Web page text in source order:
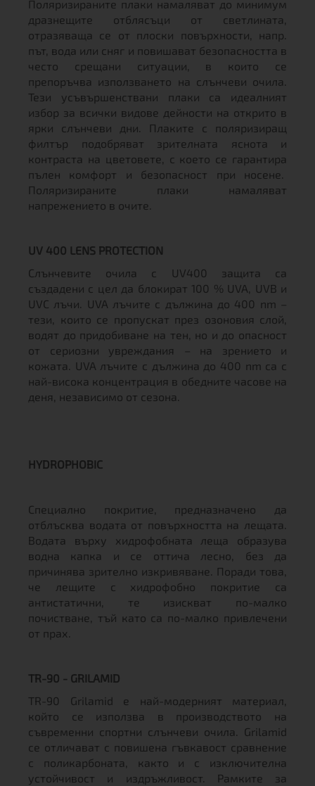
Поляризираните плаки намаляват до минимум
дразнещите отблясъци от светлината,
отразяваща се от плоски повърхности, напр.
път, вода или сняг и повишават безопасността в
често срещани ситуации, в които се
препоръчва използването на слънчеви очила.
Тези усъвършенствани плаки са идеалният
избор за всички видове дейности на открито в
ярки слънчеви дни. Плаките с поляризиращ
филтър подобряват зрителната яснота и
контраста на цветовете, с което се гарантира
пълен комфорт и безопасност при носене.
Поляризираните плаки намаляват
напрежението в очите.
UV 400 LENS PROTECTION
Слънчевите очила с UV400 защита са
създадени с цел да блокират 100 % UVA, UVB и
UVC лъчи. UVA лъчите с дължина до 400 nm –
тези, които се пропускат през озоновия слой,
водят до придобиване на тен, но и до опасност
от сериозни увреждания – на зрението и
кожата. UVA лъчите с дължина до 400 nm са с
най-висока концентрация в обедните часове на
деня, независимо от сезона.
HYDROPHOBIC
Специално покритие, предназначено да
отблъсква водата от повърхността на лещата.
Водата върху хидрофобната леща образува
водна капка и се оттича лесно, без да
причинява зрително изкривяване. Поради това,
че лещите с хидрофобно покритие са
антистатични, те изискват по-малко
почистване, тъй като са по-малко привлечени
от прах.
TR-90 - GRILAMID
TR-90 Grilamid е най-модерният материал,
който се използва в производството на
съвременни спортни слънчеви очила. Grilamid
се отличават с повишена гъвкавост сравнение
с поликарбоната, както и с изключителна
устойчивост и издръжливост. Рамките за